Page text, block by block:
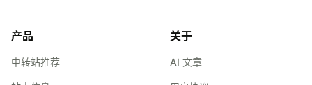
产品
中转站推荐
关于
AI 文章